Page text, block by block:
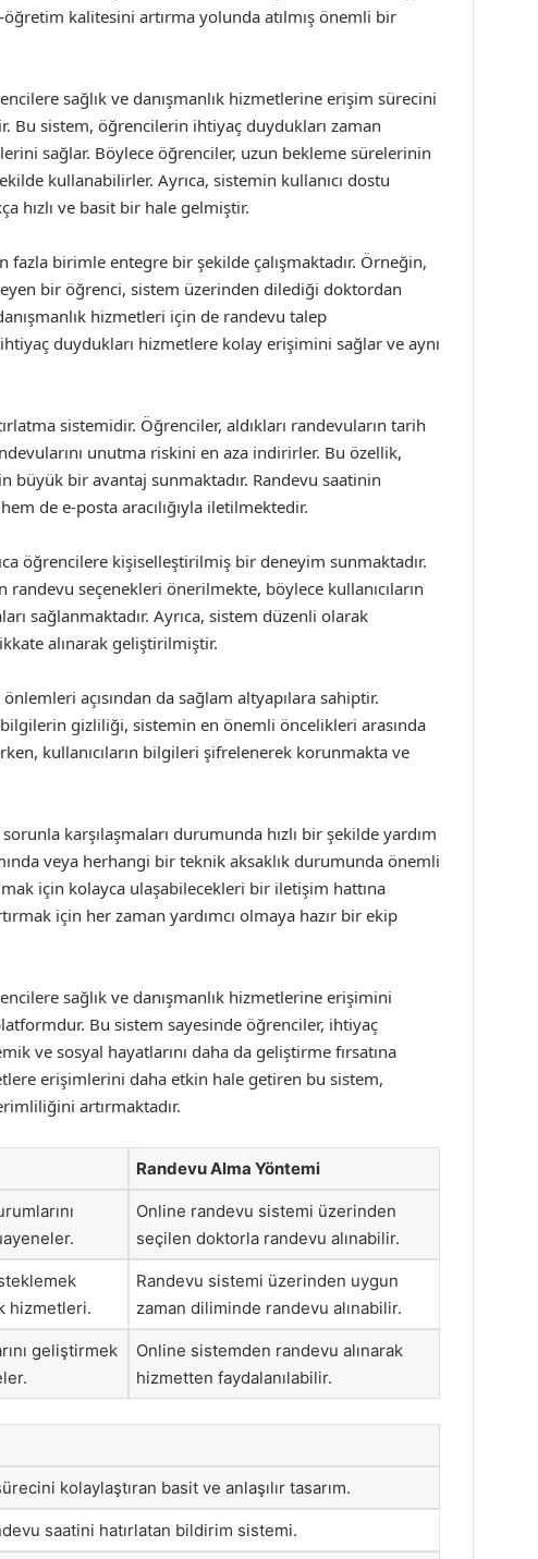
kalitesini artırma yolunda atılmış önemli bir
sağlık ve danışmanlık hizmetlerine erişim sürecini
Bu sistem, öğrencilerin ihtiyaç duydukları zaman
sağlar. Böylece öğrenciler, uzun bekleme sürelerinin
kullanabilirler. Ayrıca, sistemin kullanıcı dostu
hızlı ve basit bir hale gelmiştir.
birimle entegre bir şekilde çalışmaktadır. Örneğin,
bir öğrenci, sistem üzerinden dilediği doktordan
hizmetleri için de randevu talep
duydukları hizmetlere kolay erişimini sağlar ve aynı
sistemidir. Öğrenciler, aldıkları randevuların tarih
unutma riskini en aza indirirler. Bu özellik,
bir avantaj sunmaktadır. Randevu saatinin
de e-posta aracılığıyla iletilmektedir.
öğrencilere kişiselleştirilmiş bir deneyim sunmaktadır.
seçenekleri önerilmekte, böylece kullanıcıların
sağlanmaktadır. Ayrıca, sistem düzenli olarak
alınarak geliştirilmiştir.
açısından da sağlam altyapılara sahiptir.
gizliliği, sistemin en önemli öncelikleri arasında
kullanıcıların bilgileri şifrelenerek korunmakta ve
karşılaşmaları durumunda hızlı bir şekilde yardım
veya herhangi bir teknik aksaklık durumunda önemli
için kolayca ulaşabilecekleri bir iletişim hattına
için her zaman yardımcı olmaya hazır bir ekip
sağlık ve danışmanlık hizmetlerine erişimini
Bu sistem sayesinde öğrenciler, ihtiyaç
ve sosyal hayatlarını daha da geliştirme fırsatına
erişimlerini daha etkin hale getiren bu sistem,
artırmaktadır.
Randevu Alma Yöntemi
Online randevu sistemi üzerinden
seçilen doktorla randevu alınabilir.
hizmetleri.
Randevu sistemi üzerinden uygun
zaman diliminde randevu alınabilir.
geliştirmek
Online sistemden randevu alınarak
hizmetten faydalanılabilir.
kolaylaştıran basit ve anlaşılır tasarım.
saatini hatırlatan bildirim sistemi.